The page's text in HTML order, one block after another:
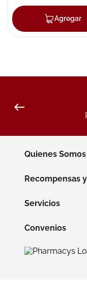
Agregar
Quienes Somos
Recompensas
Servicios
Convenios